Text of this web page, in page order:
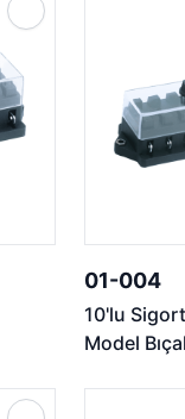
01-004
10'lu
Model